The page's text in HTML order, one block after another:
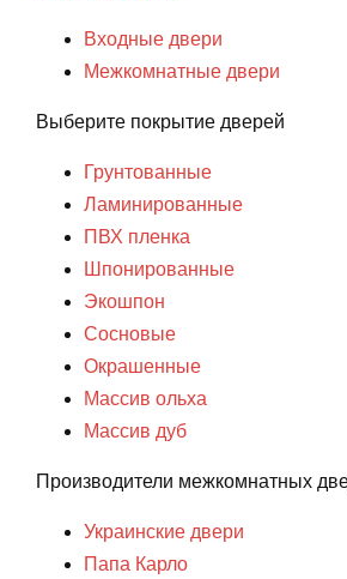
Входные двери
Межкомнатные двери
Выберите покрытие дверей
Грунтованные
Ламинированные
ПВХ пленка
Шпонированные
Экошпон
Сосновые
Окрашенные
Массив ольха
Массив дуб
Производители межкомнатных
Украинские двери
Папа Карло